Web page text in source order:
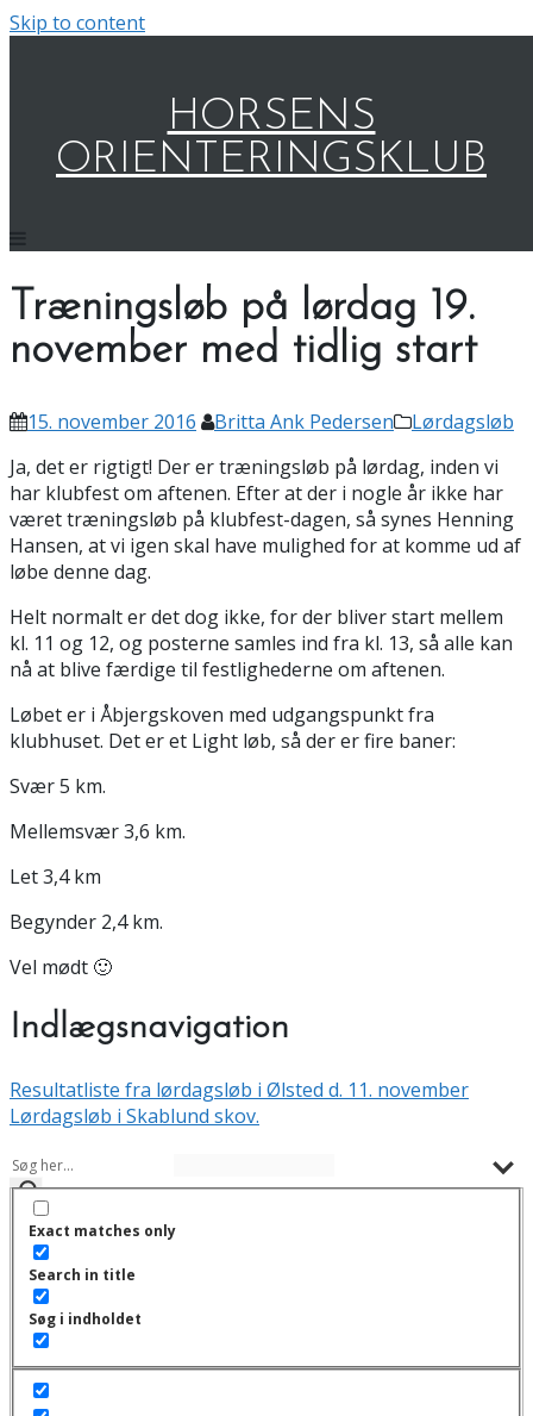
Skip to content
HORSENS
ORIENTERINGSKLUB
Træningsløb på lørdag 19.
november med tidlig start
15. november 2016 Britta Ank Pedersen
Lørdagsløb
Ja, det er rigtigt! Der er træningsløb på lørdag, inden vi
har klubfest om aftenen. Efter at der i nogle år ikke har
været træningsløb på klubfest-dagen, så synes Henning
Hansen, at vi igen skal have mulighed for at komme ud af
løbe denne dag.
Helt normalt er det dog ikke, for der bliver start mellem
kl. 11 og 12, og posterne samles ind fra kl. 13, så alle kan
nå at blive færdige til festlighederne om aftenen.
Løbet er i Åbjergskoven med udgangspunkt fra
klubhuset. Det er et Light løb, så der er fire baner:
Svær 5 km.
Mellemsvær 3,6 km.
Let 3,4 km
Begynder 2,4 km.
Vel mødt 🙂
Indlægsnavigation
Resultatliste fra lørdagsløb i Ølsted d. 11. november
Lørdagsløb i Skablund skov.
Exact matches only
Search in title
Søg i indholdet